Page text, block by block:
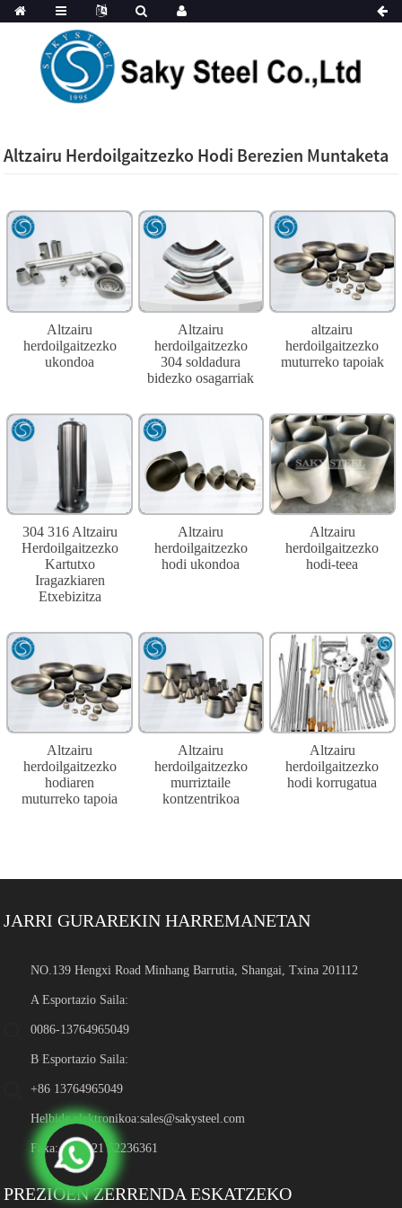
Altzairu Herdoilgaitzezko Hodi Berezien Muntaketa
Altzairu
herdoilgaitzezko
ukondoa
Altzairu
herdoilgaitzezko
304 soldadura
bidezko osagarriak
altzairu
herdoilgaitzezko
muturreko tapoiak
304 316 Altzairu
Herdoilgaitzezko
Kartutxo
Iragazkiaren
Etxebizitza
Altzairu
herdoilgaitzezko
hodi ukondoa
Altzairu
herdoilgaitzezko
hodi-teea
Altzairu
herdoilgaitzezko
hodiaren
muturreko tapoia
Altzairu
herdoilgaitzezko
murriztaile
kontzentrikoa
Altzairu
herdoilgaitzezko
hodi korrugatua
JARRI GURAREKIN HARREMANETAN
NO.139 Hengxi Road Minhang Barrutia, Shangai, Txina 201112
A Esportazio Saila:
0086-13764965049
B Esportazio Saila:
+86 13764965049
Helbide elektronikoa:sales@sakysteel.com
Faxa: 0086-21 52236361
PREZIOEN ZERRENDA ESKATZEKO